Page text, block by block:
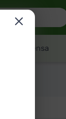
Despensa